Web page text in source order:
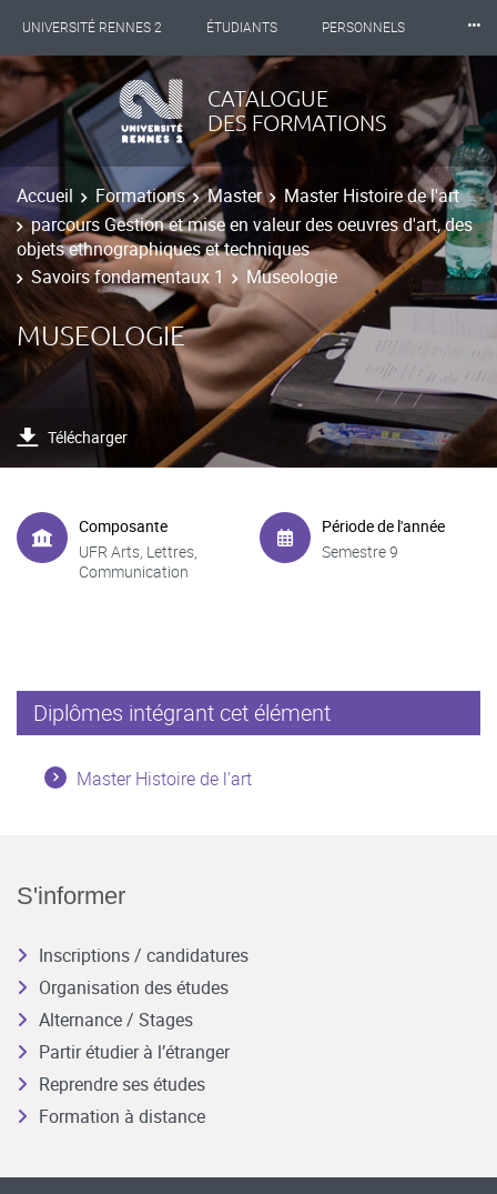
UNIVERSITÉ RENNES 2 ÉTUDIANTS PERSONNELS
INTERNATIONAL PROFESSIONNELS BIBLIOTHÈQUES
LES NOUVELLES DE RENNES 2
⸱⸱⸱
CATALOGUE
DES FORMATIONS
Accueil Formations Master
Master Histoire de l'art
parcours Gestion et mise en valeur des oeuvres d'art, des
objets ethnographiques et techniques
Savoirs fondamentaux 1
Museologie
MUSEOLOGIE
Télécharger
Composante
UFR Arts, Lettres,
Communication
Période de l'année
Semestre 9
Diplômes intégrant cet élément
Master Histoire de l'art
S'informer
Inscriptions / candidatures
Organisation des études
Alternance / Stages
Partir étudier à l’étranger
Reprendre ses études
Formation à distance